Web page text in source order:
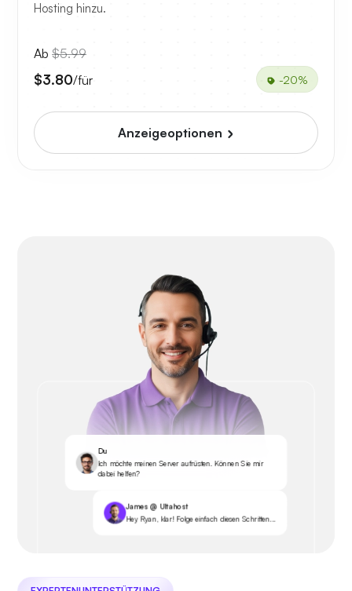
Hosting hinzu.
Ab $5.99
$3.80/für -20%
Anzeigeoptionen
Du
Ich möchte meinen Server aufrüsten. Können Sie mir
dabei helfen?
James @ Ultahost
Hey Ryan, klar! Folge einfach diesen Schritten...